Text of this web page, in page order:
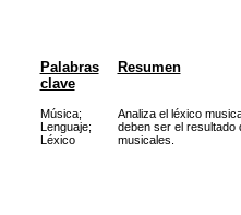
Palabras
clave
Resumen
Música;
Lenguaje;
Léxico
Analiza el léxico
deben ser el resultado
musicales.